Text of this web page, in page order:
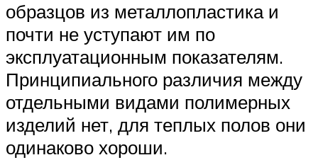
образцов из металлопластика и
почти не уступают им по
эксплуатационным показателям.
Принципиального различия между
отдельными видами полимерных
изделий нет, для теплых полов они
одинаково хороши.